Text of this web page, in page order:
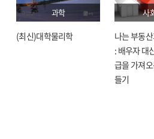
과학
(최신)대학물리학
사
나는 부동
: 배우자 대
급을 가져
들기